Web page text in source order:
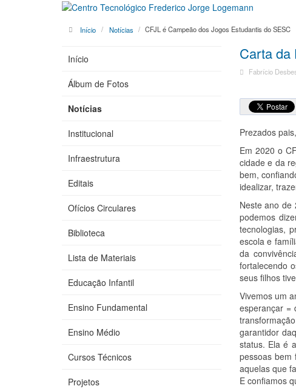
Início Notícias CFJL é Campeão dos Jogos Estudantis do SESC
Carta da
Fabrício
Prezados
Em 2020 o
cidade e da
bem,
idealizar,
Neste ano
podemos
tecnologias,
escola e
da
fortalecendo
seus filhos
Vivemos um
esperançar =
garantidor
status. Ela é
pessoas bem
aquelas que
E confiamos
Início
Álbum de Fotos
Notícias
Institucional
Infraestrutura
Editais
Ofícios Circulares
Biblioteca
Lista de Materiais
Educação Infantil
Ensino Fundamental
Ensino Médio
Cursos Técnicos
Projetos